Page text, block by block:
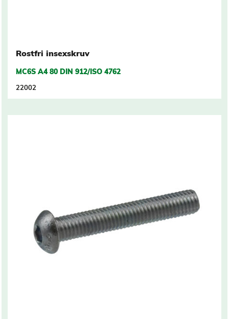
Rostfri insexskruv
MC6S A4 80 DIN 912/ISO 4762
22002